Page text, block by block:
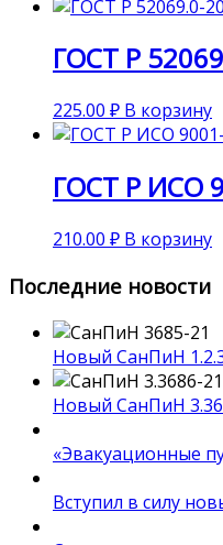
ГОСТ Р
225.00 ₽ В корзину
ГОСТ Р ИСО
210.00 ₽ В корзину
Последние новости
Новый СанПиН
Новый СанПиН
«Эвакуационные
Вступил в силу